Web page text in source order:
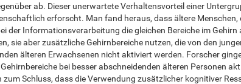
ab. Dieser unerwartete Verhaltensvorteil einer
erforscht. Man fand heraus, dass ältere Menschen,
der Informationsverarbeitung die gleichen Bereiche im Gehirn
sie aber zusätzliche Gehirnbereiche nutzen, die von den
älteren Erwachsenen nicht aktiviert werden. Forscher
bei besser abschneidenden älteren Personen
zum Schluss, dass die Verwendung zusätzlicher kognitiver